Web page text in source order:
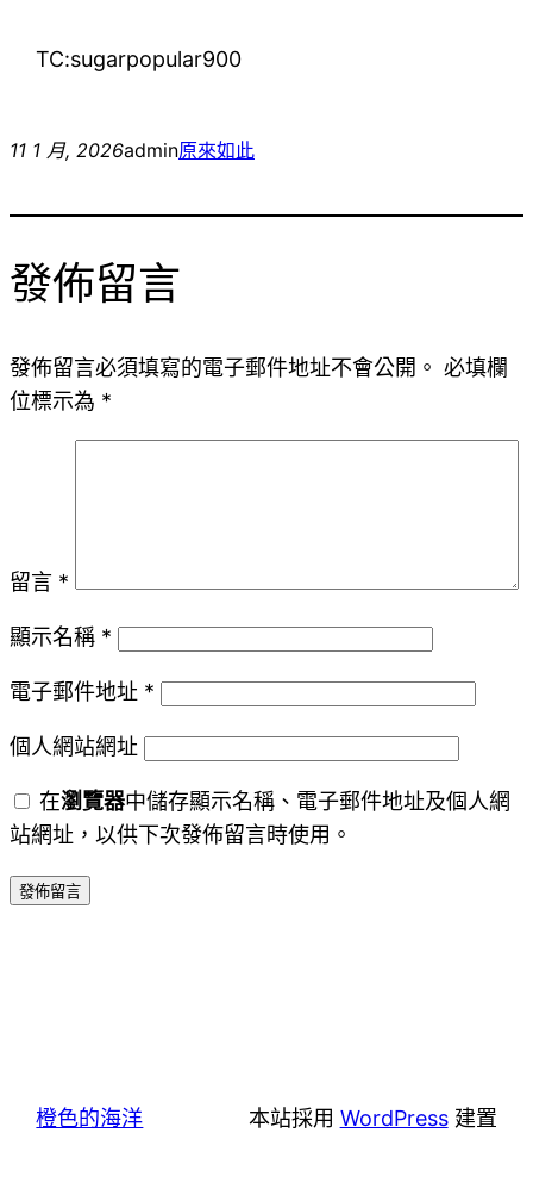
TC:sugarpopular900
11 1 月, 2026admin原來如此
發佈留言
發佈留言必須填寫的電子郵件地址不會公開。 必填欄
位標示為 *
留言 *
顯示名稱 *
電子郵件地址 *
個人網站網址
在瀏覽器中儲存顯示名稱、電子郵件地址及個人網
站網址，以供下次發佈留言時使用。
橙色的海洋 本站採用 WordPress建置